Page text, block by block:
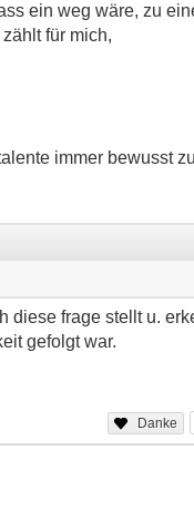
ein weg wäre, zu
für mich,
immer bewusst
diese frage stellt u.
gefolgt war.